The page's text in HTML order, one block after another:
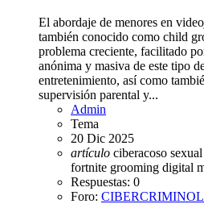
El abordaje de menores en
también conocido como child
problema creciente, facilitado
anónima y masiva de este tipo
entretenimiento, así como
supervisión parental y...
Admin
Tema
20 Dic 2025
artículo ciberacoso
fortnite grooming digital
Respuestas: 0
Foro: